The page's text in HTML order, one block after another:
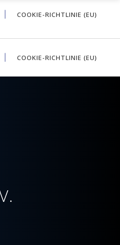
COOKIE-RICHTLINIE (EU)
COOKIE-RICHTLINIE (EU)